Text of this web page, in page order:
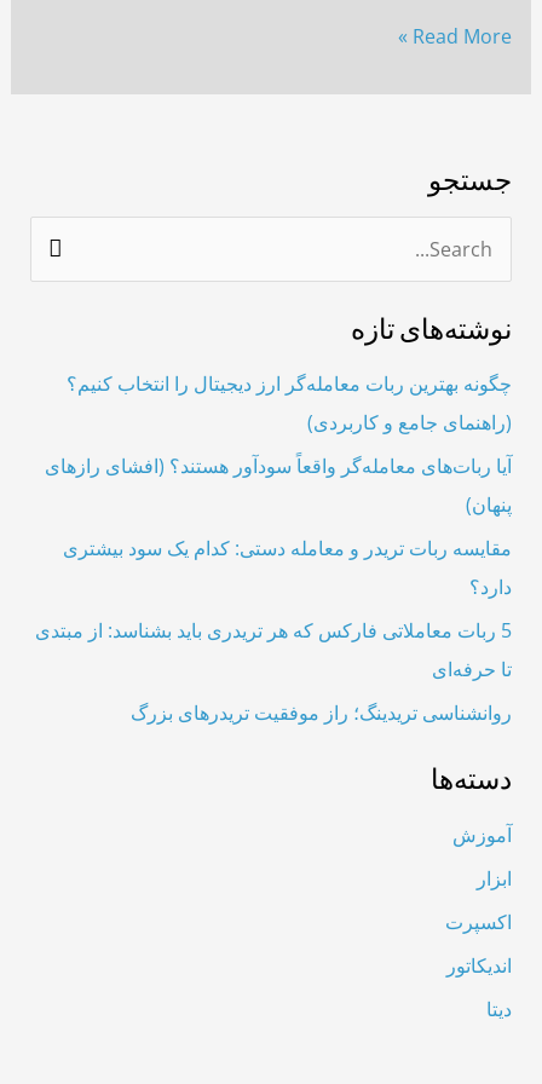
Read More »
جستجو
ت
و
ب
ا
ی
:
نوشته‌های تازه
چگونه بهترین ربات معامله‌گر ارز دیجیتال را انتخاب کنیم؟
(راهنمای جامع و کاربردی)
آیا ربات‌های معامله‌گر واقعاً سودآور هستند؟ (افشای رازهای
پنهان)
مقایسه ربات تریدر و معامله دستی: کدام یک سود بیشتری
دارد؟
5 ربات معاملاتی فارکس که هر تریدری باید بشناسد: از مبتدی
تا حرفه‌ای
روانشناسی تریدینگ؛ راز موفقیت تریدرهای بزرگ
دسته‌ها
آموزش
ابزار
اکسپرت
اندیکاتور
دیتا